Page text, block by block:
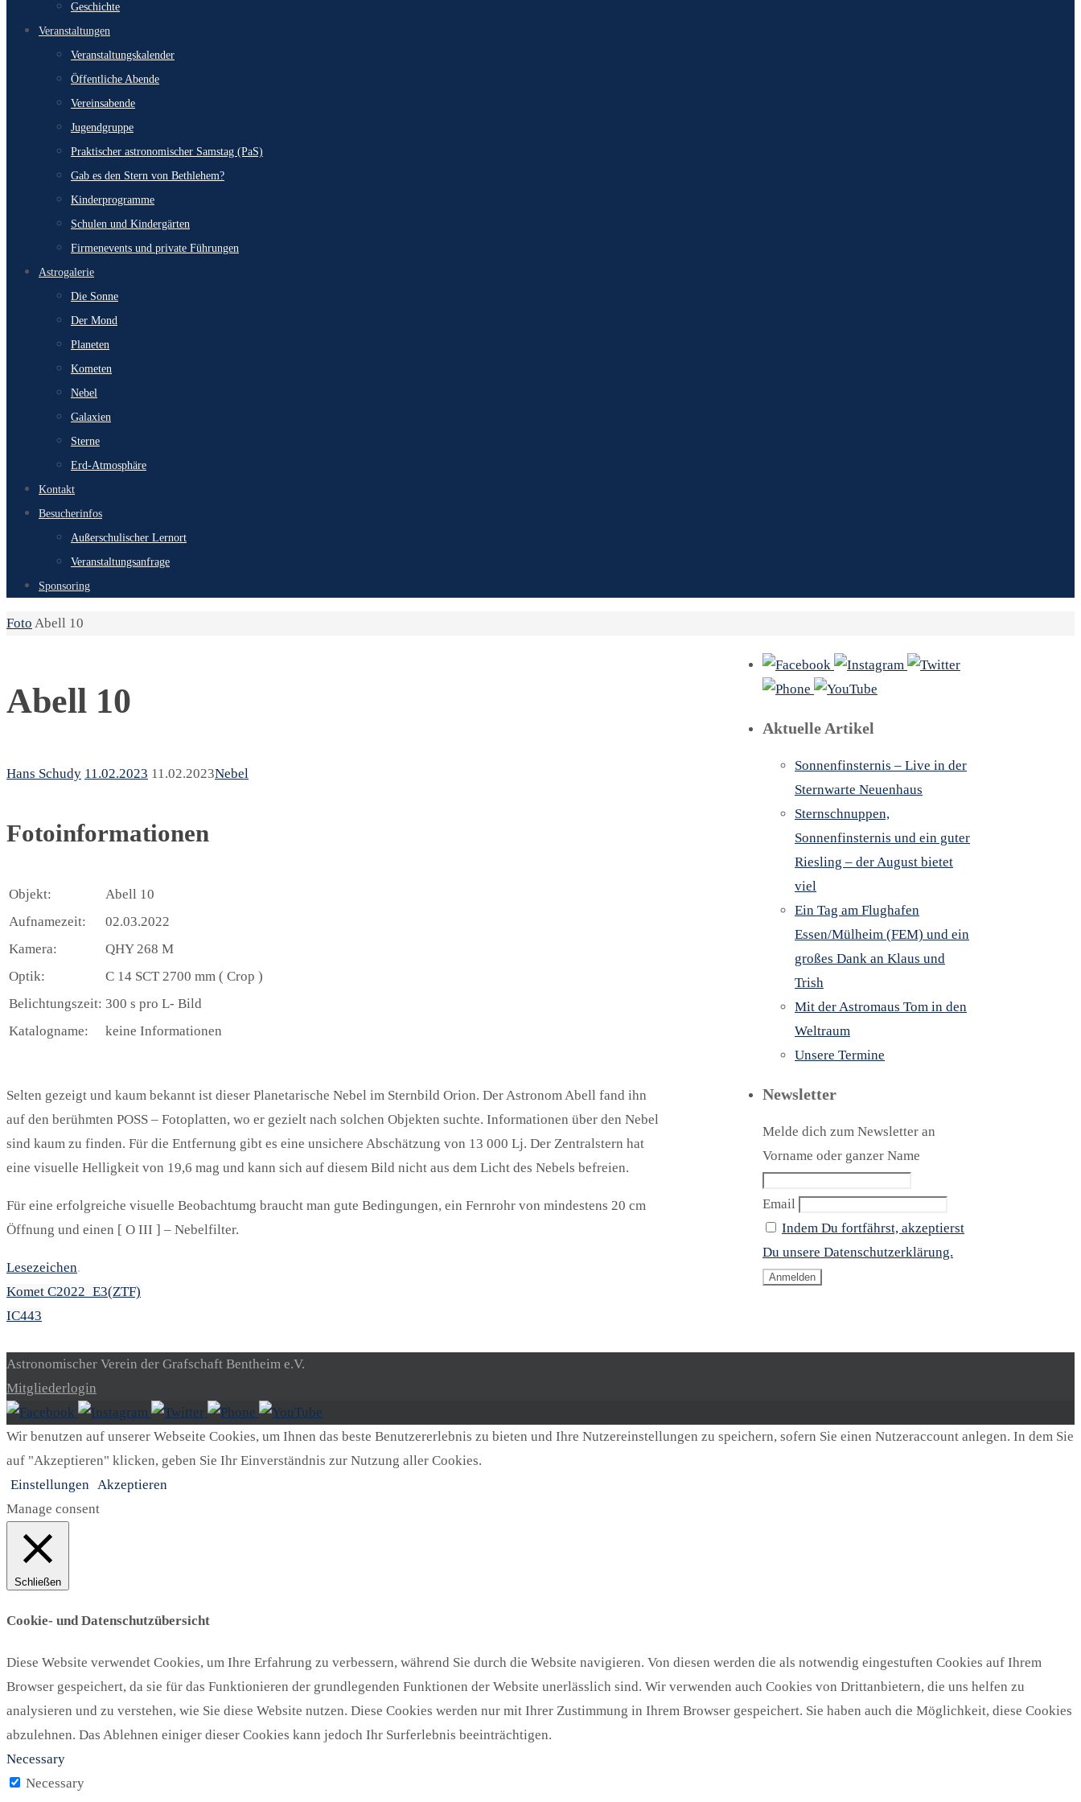
Geschichte
Veranstaltungen
Veranstaltungskalender
Öffentliche Abende
Vereinsabende
Jugendgruppe
Praktischer astronomischer Samstag (PaS)
Gab es den Stern von Bethlehem?
Kinderprogramme
Schulen und Kindergärten
Firmenevents und private Führungen
Astrogalerie
Die Sonne
Der Mond
Planeten
Kometen
Nebel
Galaxien
Sterne
Erd-Atmosphäre
Kontakt
Besucherinfos
Außerschulischer Lernort
Veranstaltungsanfrage
Sponsoring
Start
Foto Abell 10
Abell 10
Hans Schudy 11.02.2023 11.02.2023Nebel
Fotoinformationen
Objekt:
Abell 10
Aufnamezeit:
02.03.2022
Kamera:
QHY 268 M
Optik:
C 14 SCT 2700 mm ( Crop )
Belichtungszeit: 300 s pro L- Bild
Katalogname:
keine Informationen
Selten gezeigt und kaum bekannt ist dieser Planetarische Nebel im Sternbild Orion. Der Astronom Abell fand ihn
auf den berühmten POSS – Fotoplatten, wo er gezielt nach solchen Objekten suchte. Informationen über den Nebel
sind kaum zu finden. Für die Entfernung gibt es eine unsichere Abschätzung von 13 000 Lj. Der Zentralstern hat
eine visuelle Helligkeit von 19,6 mag und kann sich auf diesem Bild nicht aus dem Licht des Nebels befreien.
Für eine erfolgreiche visuelle Beobachtumg braucht man gute Bedingungen, ein Fernrohr von mindestens 20 cm
Öffnung und einen [ O III ] – Nebelfilter.
Lesezeichen.
Komet C2022_E3(ZTF)
IC443
Aktuelle Artikel
Sonnenfinsternis – Live in der
Sternwarte Neuenhaus
Sternschnuppen,
Sonnenfinsternis und ein guter
Riesling – der August bietet
viel
Ein Tag am Flughafen
Essen/Mülheim (FEM) und ein
großes Dank an Klaus und
Trish
Mit der Astromaus Tom in den
Weltraum
Unsere Termine
Newsletter
Melde dich zum Newsletter an
Vorname oder ganzer Name
Email
Indem Du fortfährst, akzeptierst
Du unsere Datenschutzerklärung.
Astronomischer Verein der Grafschaft Bentheim e.V.
Mitgliederlogin
Wir benutzen auf unserer Webseite Cookies, um Ihnen das beste Benutzererlebnis zu bieten und Ihre Nutzereinstellungen zu speichern, sofern Sie einen Nutzeraccount anlegen. In dem Sie
auf "Akzeptieren" klicken, geben Sie Ihr Einverständnis zur Nutzung aller Cookies.
Einstellungen Akzeptieren
Manage consent
Schließen
Cookie- und Datenschutzübersicht
Diese Website verwendet Cookies, um Ihre Erfahrung zu verbessern, während Sie durch die Website navigieren. Von diesen werden die als notwendig eingestuften Cookies auf Ihrem
Browser gespeichert, da sie für das Funktionieren der grundlegenden Funktionen der Website unerlässlich sind. Wir verwenden auch Cookies von Drittanbietern, die uns helfen zu
analysieren und zu verstehen, wie Sie diese Website nutzen. Diese Cookies werden nur mit Ihrer Zustimmung in Ihrem Browser gespeichert. Sie haben auch die Möglichkeit, diese Cookies
abzulehnen. Das Ablehnen einiger dieser Cookies kann jedoch Ihr Surferlebnis beeinträchtigen.
Necessary
Necessary